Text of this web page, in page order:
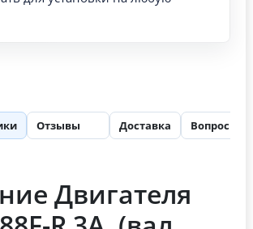
Отзывы Доставка Вопросы
Двигателя